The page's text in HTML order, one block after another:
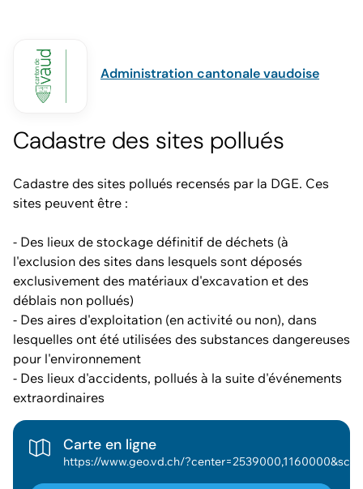
Administration cantonale vaudoise
Cadastre des sites pollués
Cadastre des sites pollués recensés par la DGE. Ces
sites peuvent être :
- Des lieux de stockage définitif de déchets (à
l'exclusion des sites dans lesquels sont déposés
exclusivement des matériaux d'excavation et des
déblais non pollués)
- Des aires d'exploitation (en activité ou non), dans
lesquelles ont été utilisées des substances dangereuses
pour l'environnement
- Des lieux d'accidents, pollués à la suite d'événements
extraordinaires
Carte en ligne